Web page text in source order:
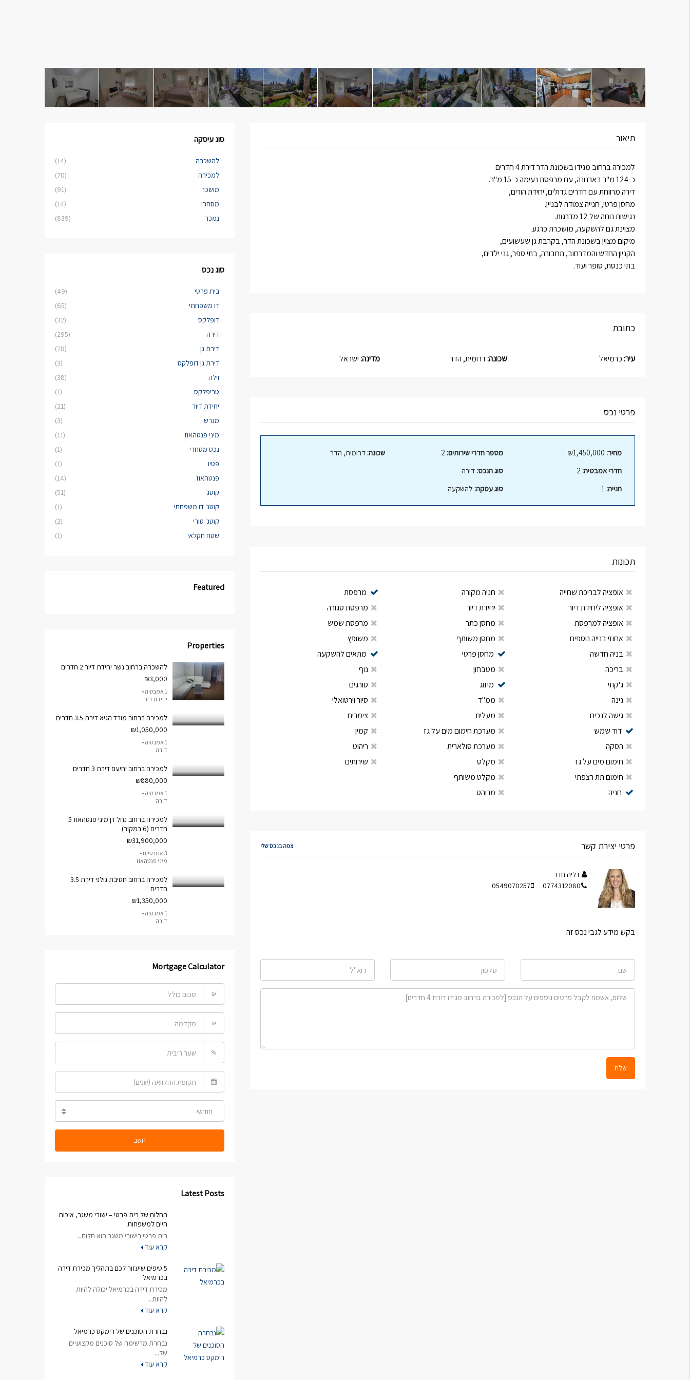
תיאור
למכירה ברחוב מגידו בשכונת הדר דירת 4 חדרים
כ-124 מ"ר בארנונה, עם מרפסת נעימה כ-15 מ"ר.
דירה מרווחת עם חדרים גדולים, יחידת הורים,
מחסן פרטי, חנייה צמודה לבניין.
נגישות נוחה של 12 מדרגות.
מצוינת גם להשקעה, מושכרת כרגע.
מיקום מצוין בשכונת הדר, בקרבת גן שעשועים,
הקניון החדש והמדרחוב, תחבורה, בתי ספר, גני ילדים,
בתי כנסת, סופר ועוד.
כתובת
עיר:כרמיאל שכונה:דרומית, הדר מדינה:ישראל
פרטי נכס
מחיר:
חדרי אמבטיה:
חנייה:
מספר חדרי שירותים:
סוג הנכס: דירה
סוג עסקה: להשקעה
שכונה: דרומית, הדר
תכונות
אופציה לבריכת שחייה
אופציה ליחידת דיור
אופציה למרפסת
אחוזי בנייה נוספים
בניה חדשה
בריכה
ג'קוזי
גינה
גישה לנכים
דוד שמש
הסקה
חימום מים על גז
חימום תת רצפתי
חניה
חניה מקורה
יחידת דיור
מחסן כתר
מחסן משותף
מחסן פרטי
מטבחון
מיזוג
ממ"ד
מעלית
מערכת חימום מים על גז
מערכת סולארית
מקלט
מקלט משותף
מרוהט
מרפסת
מרפסת סגורה
מרפסת שמש
משופץ
מתאים להשקעה
נוף
סורגים
סיור וירטואלי
צימרים
קמין
ריהוט
שירותים
פרטי יצירת קשר צפה בנכס שלי
דליה חדד
0774312080
0549070257
בקש מידע לגבי נכס זה
שלח
סוג עיסקה
להשכרה
(14)
למכירה
(70)
מושכר
(91)
מסחרי
(14)
נמכר
(839)
סוג נכס
בית פרטי
(49)
דו משפחתי
(65)
דופלקס
(32)
דירה
(295)
דירת גן
(78)
דירת גן דופלקס
(3)
וילה
(38)
טריפלקס
(1)
יחידת דיור
(21)
מגרש
(3)
מיני פנטהאוז
(11)
נכס מסחרי
(1)
פטיו
(1)
פנטהאוז
(14)
קוטג'
(51)
קוטג' דו משפחתי
(1)
קוטג' טורי
(2)
שטח חקלאי
(1)
Featured
Properties
להשכרה ברחוב נשר יחידת דיור 2 חדרים
₪3,000
1 אמבטיה •
יחידת דיור
למכירה ברחוב מורד הגיא דירת 3.5 חדרים
₪1,050,000
1 אמבטיה •
דירה
למכירה ברחוב יחיעם דירת 3 חדרים
₪880,000
1 אמבטיה •
דירה
למכירה ברחוב נחל דן מיני פנטהאוז 5
חדרים (6 במקור)
₪31,900,000
3 אמבטיות •
מיני פנטהאוז
למכירה ברחוב חטיבת גולני דירת 3.5
חדרים
₪1,350,000
1 אמבטיה •
דירה
Mortgage Calculator
₪
₪
%
חודשי
חשב
Latest Posts
החלום של בית פרטי – ישובי משגב, איכות
חיים למשפחות
בית פרטי בישובי משגב הוא חלום...
קרא עוד
5 טיפים שיעזור לכם בתהליך מכירת דירה
בכרמיאל
מכירת דירה בכרמיאל יכולה להיות
להיות...
קרא עוד
נבחרת הסוכנים של רימקס כרמיאל
נבחרת מרשימה של סוכנים מקצועיים
של...
קרא עוד